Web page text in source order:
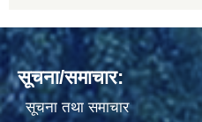
सूचना/समाचार:
सूचना तथा समाचार